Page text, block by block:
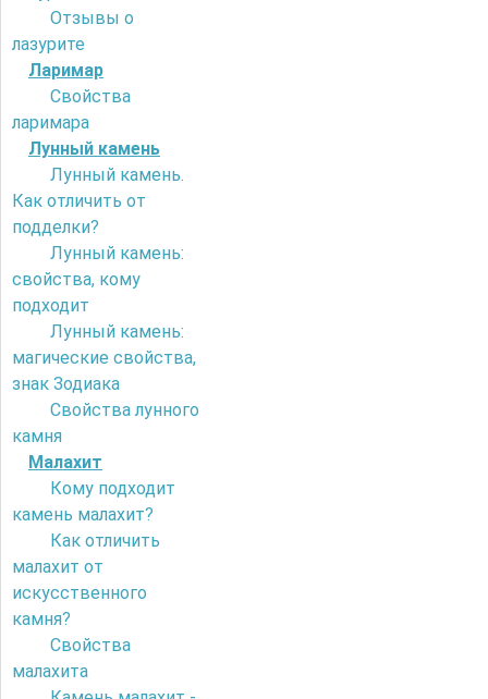
Отзывы о
лазурите
Ларимар
Свойства
ларимара
Лунный камень
Лунный камень.
Как отличить от
подделки?
Лунный камень:
свойства, кому
подходит
Лунный камень:
магические свойства,
знак Зодиака
Свойства лунного
камня
Малахит
Кому подходит
камень малахит?
Как отличить
малахит от
искусственного
камня?
Свойства
малахита